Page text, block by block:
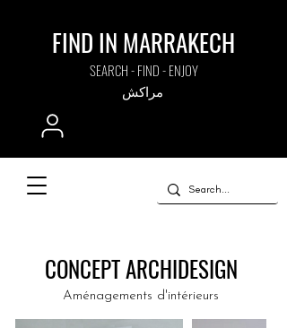
FIND IN MARRAKECH
SEARCH - FIND - ENJOY
مراكش
CONCEPT ARCHIDESIGN
Aménagements d'intérieurs